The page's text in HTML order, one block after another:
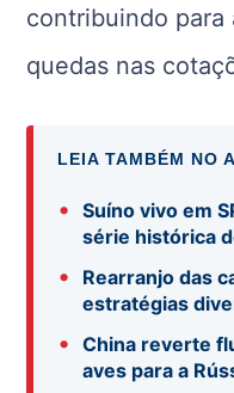
contribuindo para
quedas nas
LEIA TAMBÉM NO
•
Suíno vivo em
série histórica
•
Rearranjo das
estratégias
•
China reverte
aves para a